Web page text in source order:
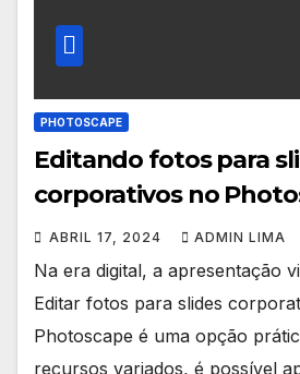
PHOTOSCAPE
Editando fotos para
corporativos no
ABRIL 17, 2024 ADMIN LIMA
Na era digital, a apresentação
Editar fotos para slides
Photoscape é uma opção
recursos variados, é possível